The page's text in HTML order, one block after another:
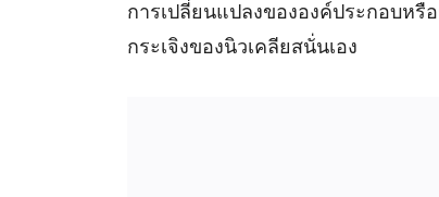
การเปลี่ยนแปลงขององค์ประกอบหรื
กระเจิงของนิวเคลียสนั่นเอง